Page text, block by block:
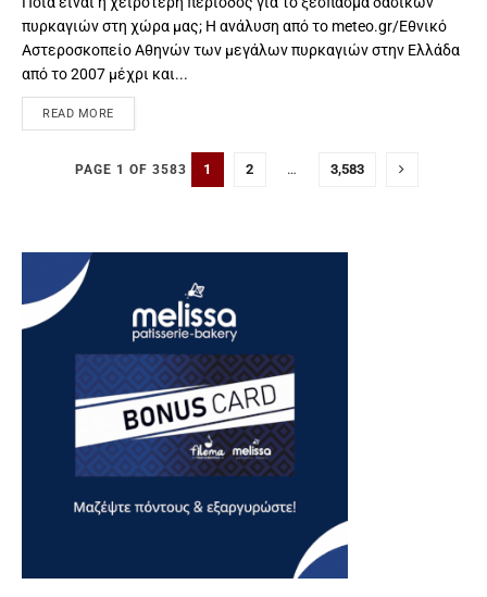
πυρκαγιών στη χώρα μας; Η ανάλυση από το meteo.gr/Εθνικό
Αστεροσκοπείο Αθηνών των μεγάλων πυρκαγιών στην Ελλάδα
από το 2007 μέχρι και...
READ MORE
PAGE 1 OF 3583 1 2 … 3,583